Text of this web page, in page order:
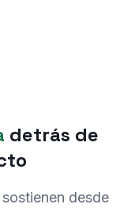
detrás de
desde